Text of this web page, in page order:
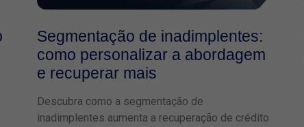
Segmentação de inadimplentes:
como personalizar a abordagem
e recuperar mais
Descubra como a segmentação de
inadimplentes aumenta a recuperação de crédito